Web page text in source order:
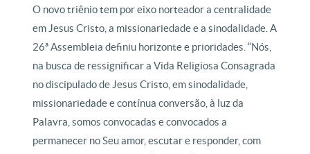
O novo triênio tem por eixo norteador a centralidade
em Jesus Cristo, a missionariedade e a sinodalidade. A
26ª Assembleia definiu horizonte e prioridades. “Nós,
na busca de ressignificar a Vida Religiosa Consagrada
no discipulado de Jesus Cristo, em sinodalidade,
missionariedade e contínua conversão, à luz da
Palavra, somos convocadas e convocados a
permanecer no Seu amor, escutar e responder, com